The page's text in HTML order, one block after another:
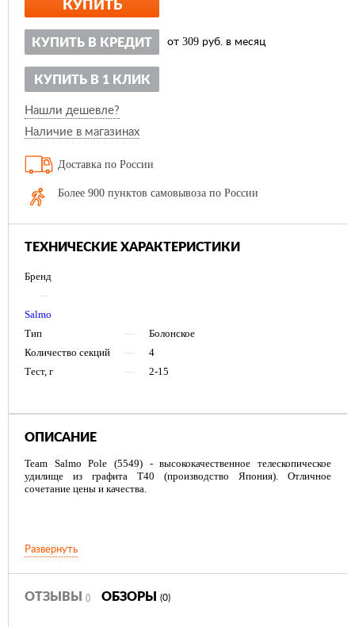
КУПИТЬ
КУПИТЬ В КРЕДИТ от 309 руб. в месяц
КУПИТЬ В 1 КЛИК
Нашли дешевле?
Наличие в магазинах
Доставка по России
Более 900 пунктов самовывоза по России
ТЕХНИЧЕСКИЕ ХАРАКТЕРИСТИКИ
Бренд
—
Salmo
Тип
—
Болонское
Количество секций
—
4
Тест, г
— 2-15
ОПИСАНИЕ
Team Salmo Pole (5549) - высококачественное телескопическое
удилище из графита T40 (производство Япония). Отличное
сочетание цены и качества.
Рукоятка с противоскользящим покрытием.
Развернуть
ОТЗЫВЫ () ОБЗОРЫ (0)